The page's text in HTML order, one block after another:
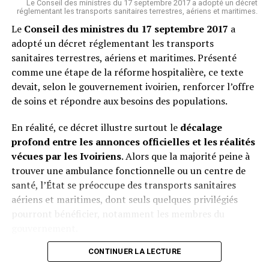
étrangère dont les conséquences continuent de ravager
l’Afrique. Loin d’être un simple épisode judiciaire, ce
verdict souligne la responsabilité historique de la France
: celle d’avoir ouvert la boîte de Pandore libyenne pour
des raisons où l’intérêt général se confondait avec des
calculs personnels.
Le Sahel paie aujourd’hui le prix d’une intervention dont
la sincérité humanitaire apparaît de plus en plus
discutable. Et si la justice française juge l’homme
Sarkozy, c’est bien la mémoire collective qui juge la
stratégie française en Libye : un engrenage tragique
dont l’Afrique ne s’est toujours pas remise.
Le Conseil des ministres du 17 septembre 2017 a adopté un décret
réglementant les transports sanitaires terrestres, aériens et maritimes.
Le Conseil des ministres du 17 septembre 2017 a
adopté un décret réglementant les transports
sanitaires terrestres, aériens et maritimes. Présenté
comme une étape de la réforme hospitalière, ce texte
devait, selon le gouvernement ivoirien, renforcer l’offre
de soins et répondre aux besoins des populations.
En réalité, ce décret illustre surtout le décalage
profond entre les annonces officielles et les réalités
vécues par les Ivoiriens. Alors que la majorité peine à
trouver une ambulance fonctionnelle ou un centre de
santé, l’État se préoccupe des transports sanitaires
aériens et maritimes, dont seuls quelques privilégiés
pourront bénéficier, notamment les membres du
Pendant que les hôpitaux publics souffrent d’un
CONTINUER LA LECTURE